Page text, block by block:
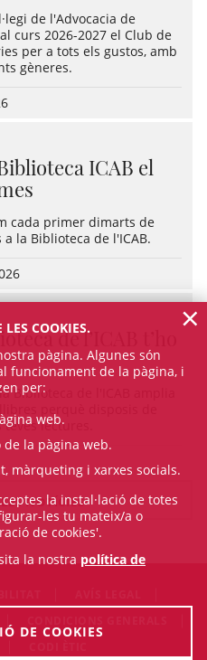
de l'Advocacia de
curs 2026-2027 el Club de
per a tots els gustos, amb
gèneres.
ICAB el
cada primer dimarts de
la Biblioteca de l'ICAB.
de l’ICAB t’ho
Biblioteca de l'ICAB amplia
lectures.
NOTÍCIES
COOKIES.
pàgina. Algunes són
funcionament de la pàgina, i
per:
web.
la pàgina web.
màrqueting i xarxes socials.
la instal·lació de totes
les tu mateix/a o
de cookies'.
la nostra política de
DE COOKIES
×